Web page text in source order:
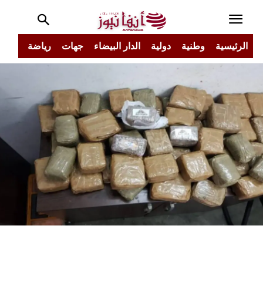
الرئيسية وطنية دولية الدار البيضاء جهات رياضة